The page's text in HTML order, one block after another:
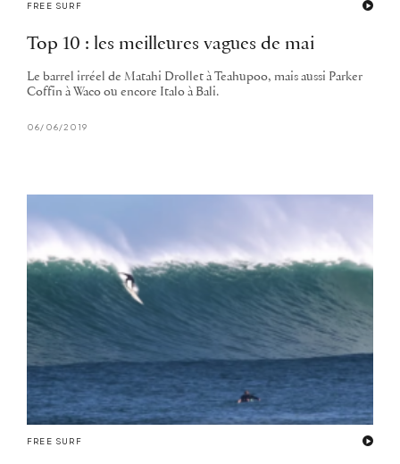
FREE SURF
Top 10 : les meilleures vagues de mai
Le barrel irréel de Matahi Drollet à Teahupoo, mais aussi Parker
Coffin à Waco ou encore Italo à Bali.
06/06/2019
FREE SURF